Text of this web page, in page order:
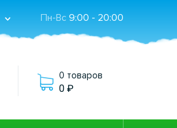
Пн-Вс 9:00 - 20:00
0 товаров
0